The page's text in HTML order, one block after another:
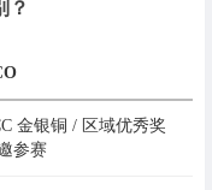
？
金银铜 / 区域优秀奖
参赛